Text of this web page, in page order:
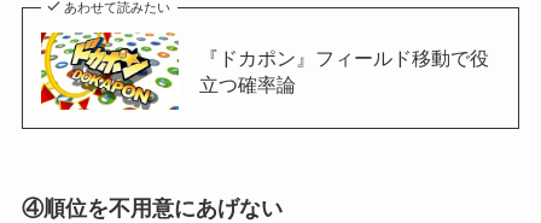
あわせて読みたい
『ドカポン』フィールド移動で役
立つ確率論
④順位を不用意にあげない